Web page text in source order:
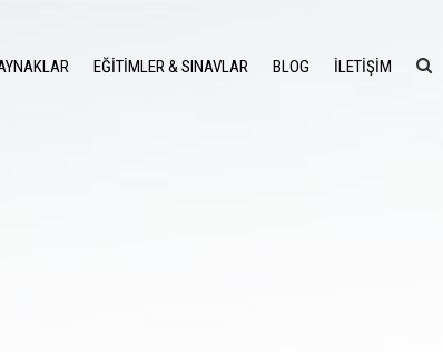
EĞİTİMLER & SINAVLAR BLOG İLETİŞİM